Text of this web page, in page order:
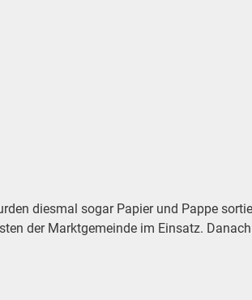
diesmal sogar Papier und Pappe
der Marktgemeinde im Einsatz.